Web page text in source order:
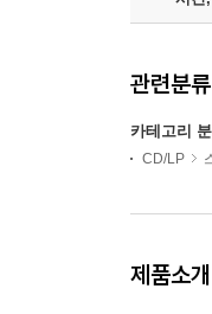
관련분류
카테고리
CD/LP
제품소개